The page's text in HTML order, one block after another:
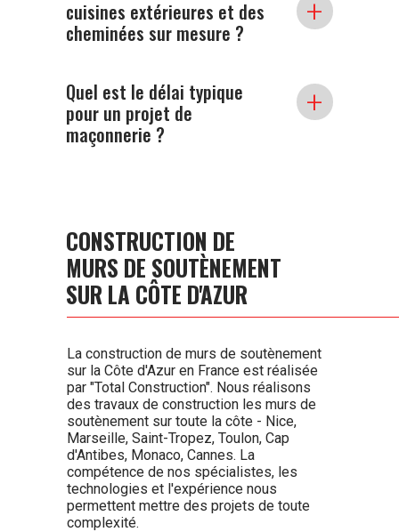
soutènement qui offrent un soutien
structurel essentiel tout en améliorant
l'esthétique de votre jardin ou de
+
cuisines extérieures et des
cheminées sur mesure ?
Oui, nous concevons et construisons
des cuisines extérieures et des
cheminées en pierre sur mesure,
adaptées à vos préférences et à
+
Quel est le délai typique
pour un projet de
maçonnerie ?
CONSTRUCTION DE
MURS DE SOUTÈNEMENT
SUR LA CÔTE D'AZUR
La construction de murs de soutènement
sur la Côte d'Azur en France est réalisée
par "Total Construction". Nous réalisons
des travaux de construction les murs de
soutènement sur toute la côte - Nice,
Marseille, Saint-Tropez, Toulon, Cap
d'Antibes, Monaco, Cannes. La
compétence de nos spécialistes, les
technologies et l'expérience nous
permettent mettre des projets de toute
complexité.